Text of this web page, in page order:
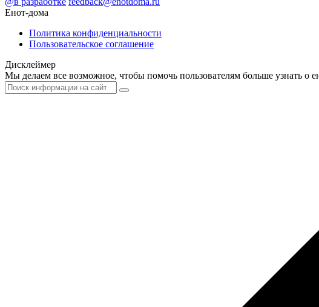
Енот-дома
Политика конфиденциальности
Пользовательское соглашение
Дисклеймер
Мы делаем все возможное, чтобы помочь пользователям больше узнать